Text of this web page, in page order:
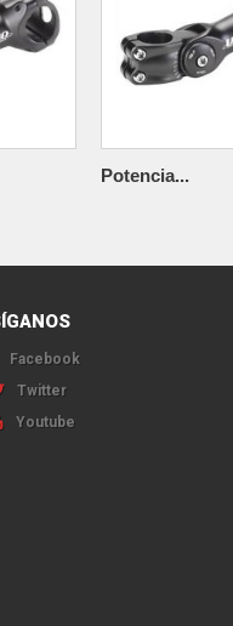
Potencia...
Facebook
Twitter
Youtube